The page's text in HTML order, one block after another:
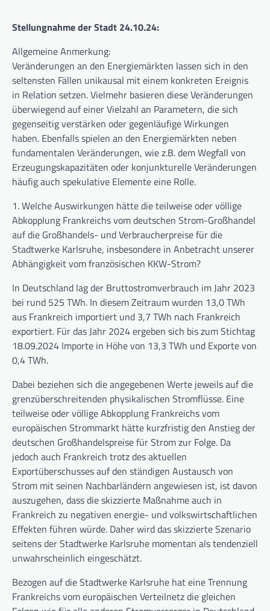
Stellungnahme der Stadt 24.10.24:
Allgemeine Anmerkung:
Veränderungen an den Energiemärkten lassen sich in den
seltensten Fällen unikausal mit einem konkreten Ereignis
in Relation setzen. Vielmehr basieren diese Veränderungen
überwiegend auf einer Vielzahl an Parametern, die sich
gegenseitig verstärken oder gegenläufige Wirkungen
haben. Ebenfalls spielen an den Energiemärkten neben
fundamentalen Veränderungen, wie z.B. dem Wegfall von
Erzeugungskapazitäten oder konjunkturelle Veränderungen
häufig auch spekulative Elemente eine Rolle.
1. Welche Auswirkungen hätte die teilweise oder völlige
Abkopplung Frankreichs vom deutschen Strom-Großhandel
auf die Großhandels- und Verbraucherpreise für die
Stadtwerke Karlsruhe, insbesondere in Anbetracht unserer
Abhängigkeit vom französischen KKW-Strom?
In Deutschland lag der Bruttostromverbrauch im Jahr 2023
bei rund 525 TWh. In diesem Zeitraum wurden 13,0 TWh
aus Frankreich importiert und 3,7 TWh nach Frankreich
exportiert. Für das Jahr 2024 ergeben sich bis zum Stichtag
18.09.2024 Importe in Höhe von 13,3 TWh und Exporte von
0,4 TWh.
Dabei beziehen sich die angegebenen Werte jeweils auf die
grenzüberschreitenden physikalischen Stromflüsse. Eine
teilweise oder völlige Abkopplung Frankreichs vom
europäischen Strommarkt hätte kurzfristig den Anstieg der
deutschen Großhandelspreise für Strom zur Folge. Da
jedoch auch Frankreich trotz des aktuellen
Exportüberschusses auf den ständigen Austausch von
Strom mit seinen Nachbarländern angewiesen ist, ist davon
auszugehen, dass die skizzierte Maßnahme auch in
Frankreich zu negativen energie- und volkswirtschaftlichen
Effekten führen würde. Daher wird das skizzierte Szenario
seitens der Stadtwerke Karlsruhe momentan als tendenziell
unwahrscheinlich eingeschätzt.
Bezogen auf die Stadtwerke Karlsruhe hat eine Trennung
Frankreichs vom europäischen Verteilnetz die gleichen